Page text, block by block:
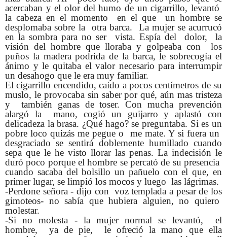
acercaban y el olor del humo de un cigarrillo, levantó
la cabeza en el momento en el que un hombre se
desplomaba sobre la otra barca. La mujer se acurrucó
en la sombra para no ser vista. Espía del dolor, la
visión del hombre que lloraba y golpeaba con los
puños la madera podrida de la barca, le sobrecogía el
ánimo y le quitaba el valor necesario para interrumpir
un desahogo que le era muy familiar.
El cigarrillo encendido, caído a pocos centímetros de su
muslo, le provocaba sin saber por qué, aún mas tristeza
y también ganas de toser. Con mucha prevención
alargó la mano, cogió un guijarro y aplastó con
delicadeza la brasa. ¿Qué hago? se preguntaba. Si es un
pobre loco quizás me pegue o me mate. Y si fuera un
desgraciado se sentirá doblemente humillado cuando
sepa que le he visto llorar las penas. La indecisión le
duró poco porque el hombre se percató de su presencia
cuando sacaba del bolsillo un pañuelo con el que, en
primer lugar, se limpió los mocos y luego las lágrimas.
-Perdone señora - dijo con voz templada a pesar de los
gimoteos- no sabía que hubiera alguien, no quiero
molestar.
-Si no molesta - la mujer normal se levantó, el
hombre, ya de pie, le ofreció la mano que ella